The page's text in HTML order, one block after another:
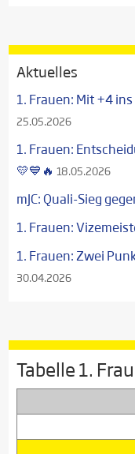
Aktuelles
1. Frauen: Mit +4
25.05.2026
1. Frauen:
💛💙🔥 18.05.2026
mJC: Quali-Sieg
1. Frauen:
1. Frauen: Zwei
30.04.2026
Tabelle 1.